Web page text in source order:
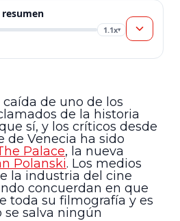
resumen
1.1x▾
de uno de los
de la historia
sí, y los críticos desde
de Venecia ha sido
Palace, la nueva
Polanski. Los medios
la industria del cine
concuerdan en que
toda su filmografía y es
se salva ningún